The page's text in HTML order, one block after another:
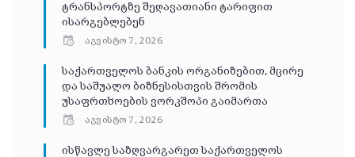
ტრანსპორტზე შეღავათიანი ტარიფით
ისარგებლებენ
აგვისტო 7, 2026
საქართველოს ბანკის ორგანიზებით, მცირე
და საშუალო ბიზნესისთვის შრომის
უსაფრთხოების ვორკშოპი გაიმართა
აგვისტო 7, 2026
ისწავლე საზღვარგარეთ საქართველოს